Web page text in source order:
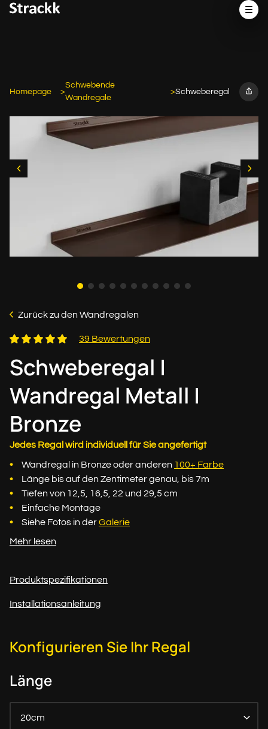
Homepage
Schwebende
Wandregale
Schweberegal
Zurück zu den Wandregalen
39 Bewertungen
Schweberegal |
Wandregal Metall |
Bronze
Jedes Regal wird individuell für Sie angefertigt
Wandregal in Bronze oder anderen 100+ Farbe
Länge bis auf den Zentimeter genau, bis 7m
Tiefen von 12,5, 16,5, 22 und 29,5 cm
Einfache Montage
Siehe Fotos in derGalerie
Mehr lesen
Produktspezifikationen
Installationsanleitung
Konfigurieren Sie Ihr Regal
Länge
20cm